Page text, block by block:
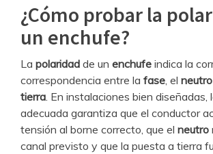
¿Cómo probar la
un enchufe?
La polaridad de un enchufe indica la
correspondencia entre la fase , el neutro
tierra . En instalaciones bien diseñadas,
adecuada garantiza que el conductor
tensión al borne correcto, que el neutro
canal previsto y que la puesta a tierra